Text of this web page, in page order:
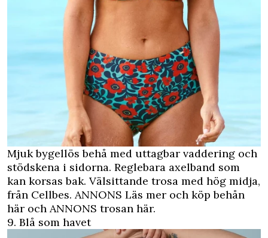
Mjuk bygellös behå med uttagbar vaddering och
stödskena i sidorna. Reglebara axelband som
kan korsas bak. Välsittande trosa med hög midja,
från Cellbes. ANNONS Läs mer och köp behån
här och ANNONS trosan här.
9. Blå som havet